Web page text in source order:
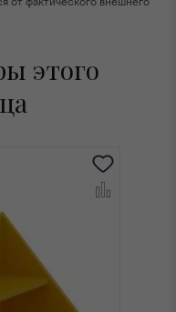
этого